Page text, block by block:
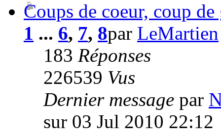
Coups de coeur, coup de
1 ... 6, 7, 8par LeMartien
183 Réponses
226539 Vus
Dernier message par
sur 03 Jul 2010 22:12